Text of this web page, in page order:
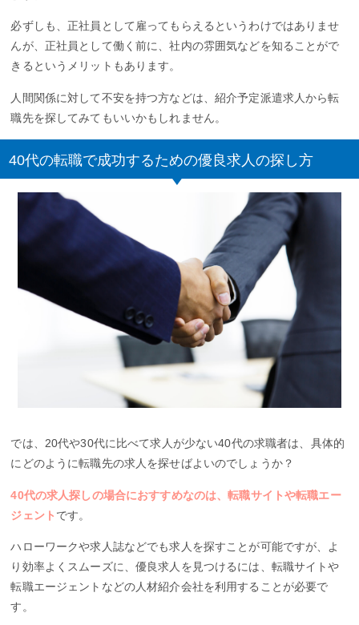
必ずしも、正社員として雇ってもらえるというわけではありませ
んが、正社員として働く前に、社内の雰囲気などを知ることがで
きるというメリットもあります。
人間関係に対して不安を持つ方などは、紹介予定派遣求人から転
職先を探してみてもいいかもしれません。
40代の転職で成功するための優良求人の探し方
では、20代や30代に比べて求人が少ない40代の求職者は、具体的
にどのように転職先の求人を探せばよいのでしょうか？
40代の求人探しの場合におすすめなのは、転職サイトや転職エー
ジェント です。
ハローワークや求人誌などでも求人を探すことが可能ですが、よ
り効率よくスムーズに、優良求人を見つけるには、転職サイトや
転職エージェントなどの人材紹介会社を利用することが必要で
す。